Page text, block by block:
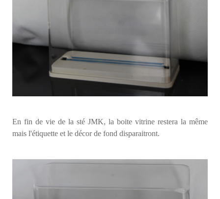
En fin de vie de la sté JMK, la boite vitrine restera la même
mais l'étiquette et le décor de fond disparaitront.